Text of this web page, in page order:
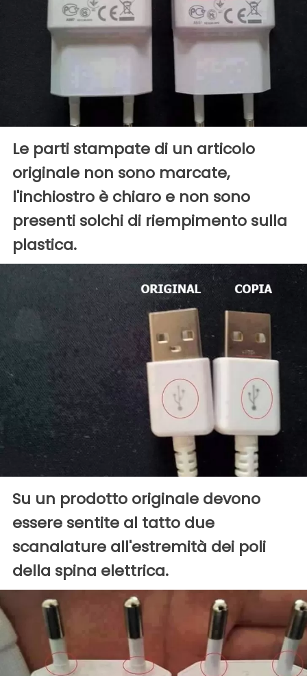
Le parti stampate di un articolo
originale non sono marcate,
l'inchiostro è chiaro e non sono
presenti solchi di riempimento sulla
plastica.
Su un prodotto originale devono
essere sentite al tatto due
scanalature all'estremità dei poli
della spina elettrica.